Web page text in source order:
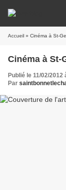
Accueil » Cinéma à St-
Cinéma à St-
Publié le 11/02/2012
Par